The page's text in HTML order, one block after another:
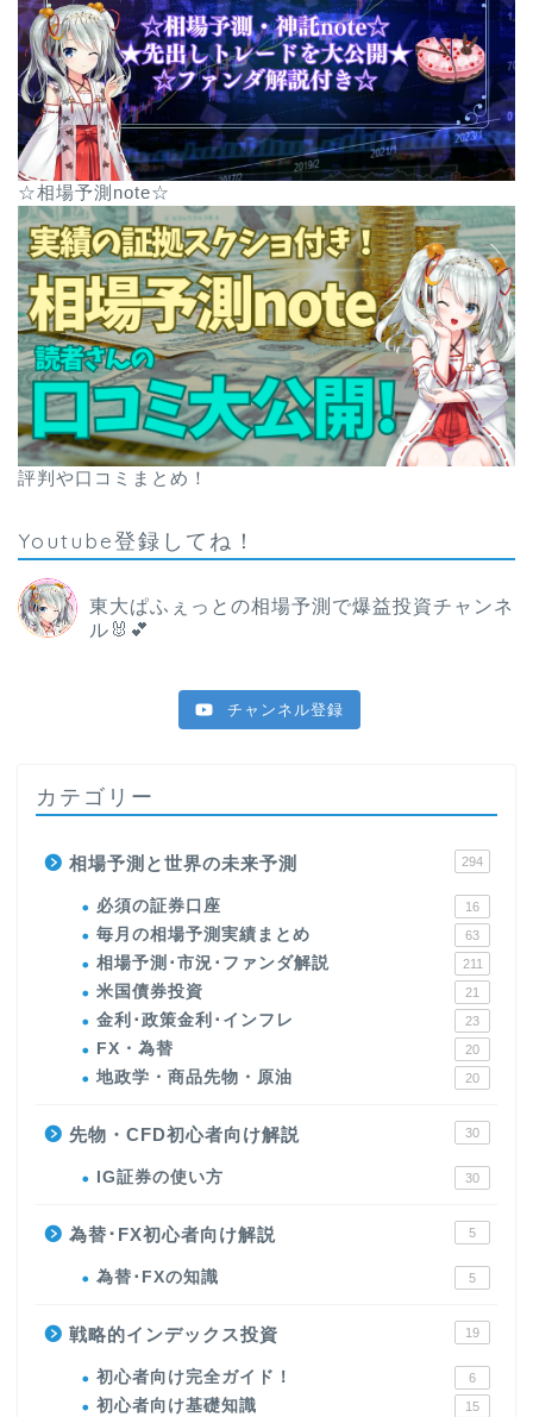
☆相場予測note☆
評判や口コミまとめ！
Youtube登録してね！
東大ぱふぇっとの相場予測で爆益投資チャンネ
ル🐰💕
チャンネル登録
カテゴリー
相場予測と世界の未来予測 294
必須の証券口座 16
毎月の相場予測実績まとめ 63
相場予測･市況･ファンダ解説 211
米国債券投資 21
金利･政策金利･インフレ 23
FX・為替 20
地政学・商品先物・原油 20
先物・CFD初心者向け解説 30
IG証券の使い方 30
為替･FX初心者向け解説 5
為替･FXの知識 5
戦略的インデックス投資 19
初心者向け完全ガイド！ 6
初心者向け基礎知識 15